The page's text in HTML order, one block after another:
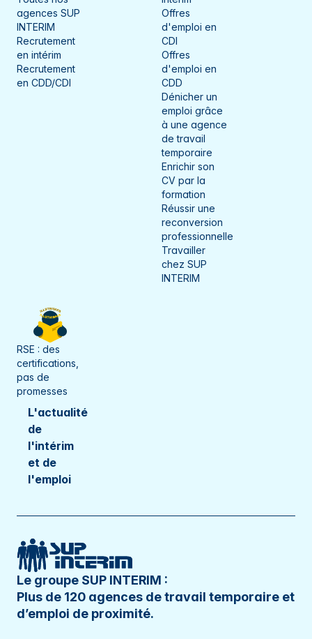
Le groupe SUP INTERIM :
Plus de 120 agences de travail temporaire et
d’emploi de proximité.
agences SUP
INTERIM
Recrutement
en intérim
Recrutement
en CDD/CDI
Offres
d'emploi en
CDI
Offres
d'emploi en
CDD
Dénicher un
emploi grâce
à une agence
de travail
temporaire
Enrichir son
CV par la
formation
Réussir une
reconversion
professionnelle
Travailler
chez SUP
INTERIM
RSE : des
certifications,
pas de
promesses
L'actualité
de
l'intérim
et de
l'emploi